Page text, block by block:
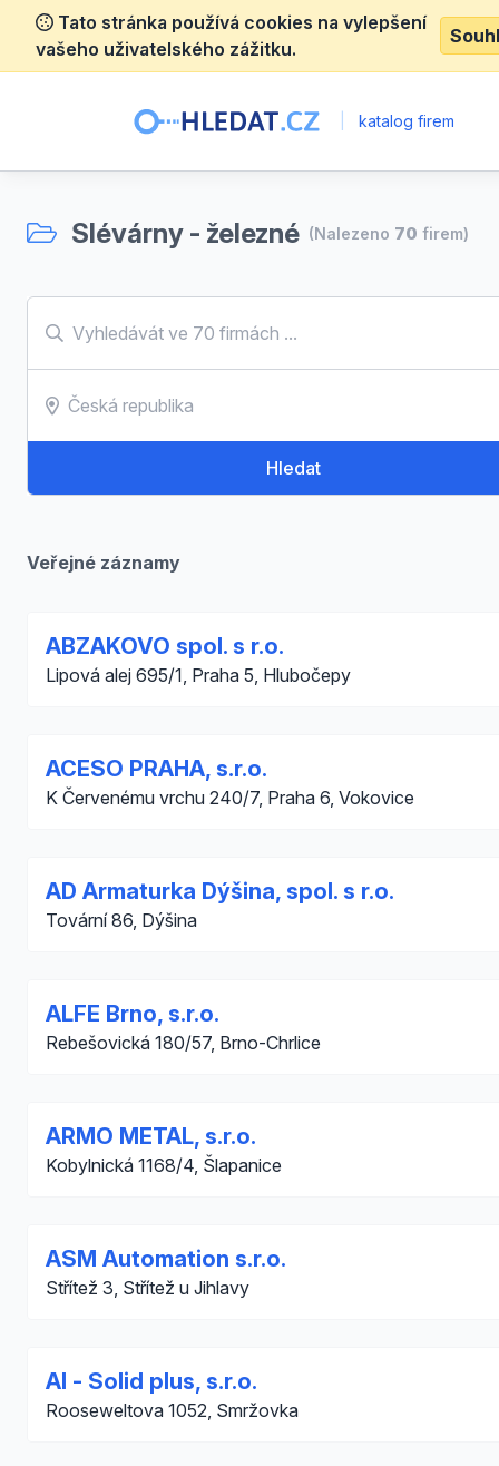
Tato stránka používá cookies na vylepšení
vašeho uživatelského zážitku.
katalog firem
Slévárny - železné (Nalezeno 70 firem)
Hledat
Veřejné záznamy
ABZAKOVO spol. s r.o.
Lipová alej 695/1, Praha 5, Hlubočepy
ACESO PRAHA, s.r.o.
K Červenému vrchu 240/7, Praha 6, Vokovice
AD Armaturka Dýšina, spol. s r.o.
Tovární 86, Dýšina
ALFE Brno, s.r.o.
Rebešovická 180/57, Brno-Chrlice
ARMO METAL, s.r.o.
Kobylnická 1168/4, Šlapanice
ASM Automation s.r.o.
Střítež 3, Střítež u Jihlavy
Al - Solid plus, s.r.o.
Rooseweltova 1052, Smržovka